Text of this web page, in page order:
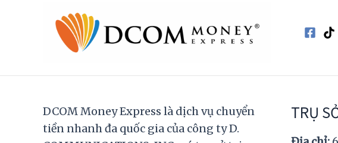
DCOM Money Express là dịch vụ chuyển
tiền nhanh đa quốc gia của công ty D.
TRỤ